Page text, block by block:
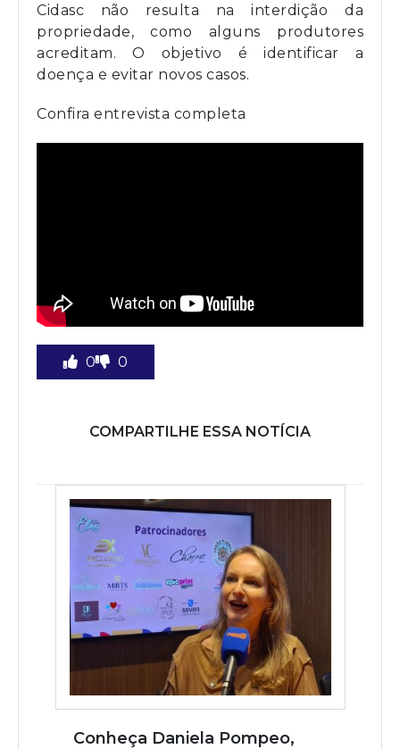
Cidasc não resulta na interdição da
propriedade, como alguns produtores
acreditam. O objetivo é identificar a
doença e evitar novos casos.
Confira entrevista completa
0 0
COMPARTILHE ESSA NOTÍCIA
Conheça Daniela Pompeo,